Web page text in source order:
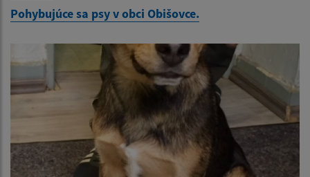
Pohybujúce sa psy v obci Obišovce.